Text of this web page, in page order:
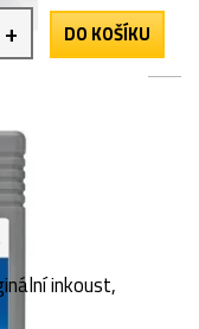
+ DO KOŠÍKU
inkoust,